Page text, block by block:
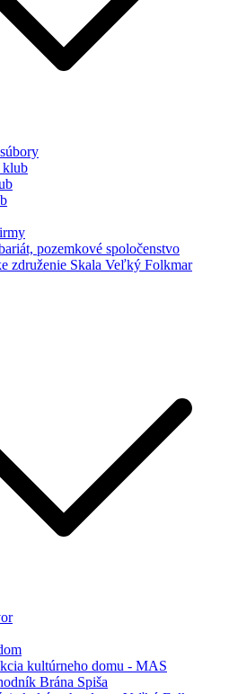
klub
pozemkové spoločenstvo
združenie Skala Veľký Folkmar
kultúrneho domu - MAS
Brána Spiša